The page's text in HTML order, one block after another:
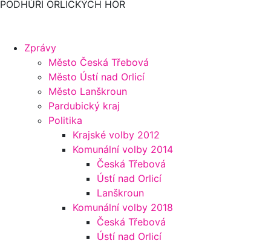
PODHŮŘÍ ORLICKÝCH HOR
Zprávy
Město Česká Třebová
Město Ústí nad Orlicí
Město Lanškroun
Pardubický kraj
Politika
Krajské volby 2012
Komunální volby 2014
Česká Třebová
Ústí nad Orlicí
Lanškroun
Komunální volby 2018
Česká Třebová
Ústí nad Orlicí